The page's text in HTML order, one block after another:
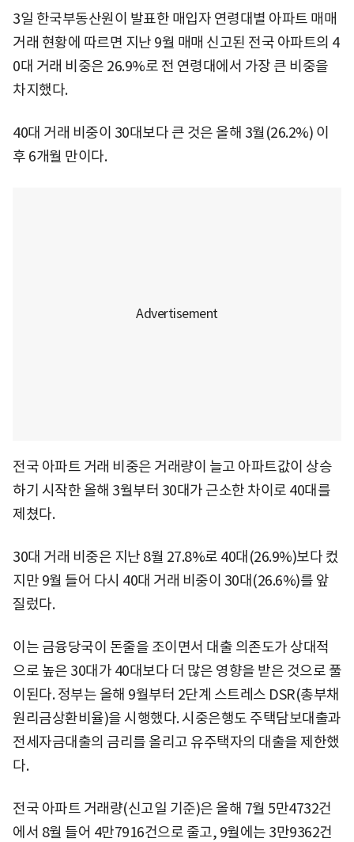
3일 한국부동산원이 발표한 매입자 연령대별 아파트 매매
거래 현황에 따르면 지난 9월 매매 신고된 전국 아파트의 4
0대 거래 비중은 26.9%로 전 연령대에서 가장 큰 비중을
차지했다.
40대 거래 비중이 30대보다 큰 것은 올해 3월(26.2%) 이
후 6개월 만이다.
전국 아파트 거래 비중은 거래량이 늘고 아파트값이 상승
하기 시작한 올해 3월부터 30대가 근소한 차이로 40대를
제쳤다.
30대 거래 비중은 지난 8월 27.8%로 40대(26.9%)보다 컸
지만 9월 들어 다시 40대 거래 비중이 30대(26.6%)를 앞
질렀다.
이는 금융당국이 돈줄을 조이면서 대출 의존도가 상대적
으로 높은 30대가 40대보다 더 많은 영향을 받은 것으로 풀
이된다. 정부는 올해 9월부터 2단계 스트레스 DSR(총부채
원리금상환비율)을 시행했다. 시중은행도 주택담보대출과
전세자금대출의 금리를 올리고 유주택자의 대출을 제한했
다.
전국 아파트 거래량(신고일 기준)은 올해 7월 5만4732건
에서 8월 들어 4만7916건으로 줄고, 9월에는 3만9362건